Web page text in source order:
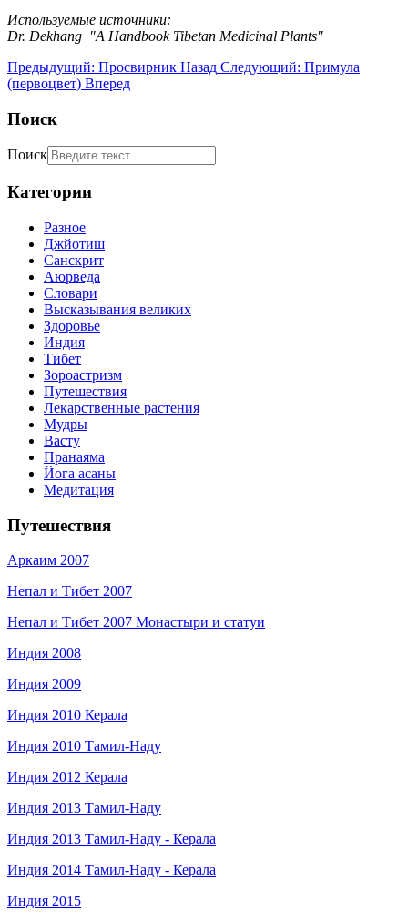
Используемые источники:
Dr. Dekhang "A Handbook Tibetan Medicinal Plants"
Предыдущий: Просвирник Назад Следующий: Примула
(первоцвет) Вперед
Поиск
Поиск
Категории
Разное
Джйотиш
Санскрит
Аюрведа
Словари
Высказывания великих
Здоровье
Индия
Тибет
Зороастризм
Путешествия
Лекарственные растения
Мудры
Васту
Пранаяма
Йога асаны
Медитация
Путешествия
Аркаим 2007
Непал и Тибет 2007
Непал и Тибет 2007 Монастыри и статуи
Индия 2008
Индия 2009
Индия 2010 Керала
Индия 2010 Тамил-Наду
Индия 2012 Керала
Индия 2013 Тамил-Наду
Индия 2013 Тамил-Наду - Керала
Индия 2014 Тамил-Наду - Керала
Индия 2015